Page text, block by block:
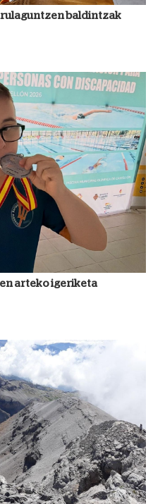
baldintzak
arteko igeriketa